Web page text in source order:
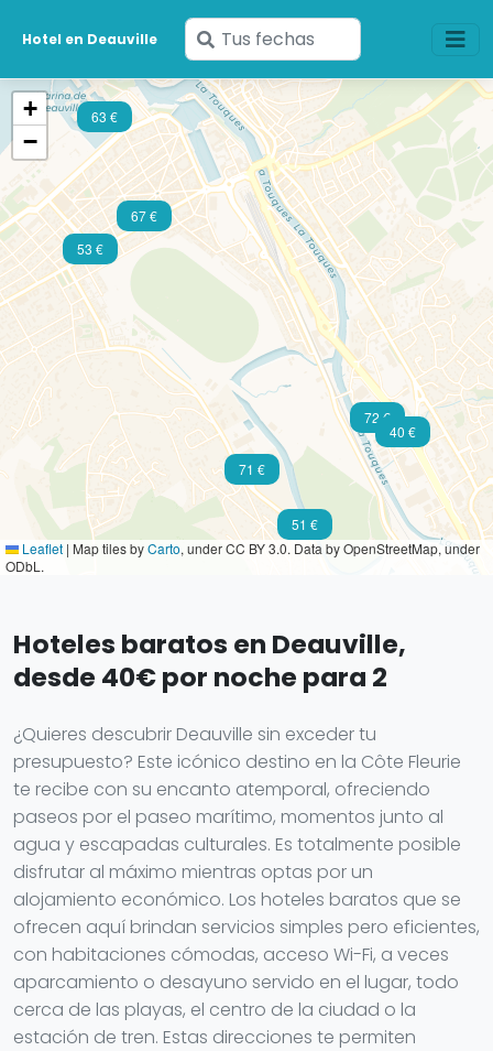
Hotel en Deauville
Ingresa
tus
fechas
40 €
51 €
53 €
63 €
67 €
71 €
72 €
+
−
Leaflet | Map tiles byCarto, under CC BY 3.0. Data by OpenStreetMap, under
ODbL.
Hoteles baratos en Deauville,
desde 40€ por noche para 2
¿Quieres descubrir Deauville sin exceder tu
presupuesto? Este icónico destino en la Côte Fleurie
te recibe con su encanto atemporal, ofreciendo
paseos por el paseo marítimo, momentos junto al
agua y escapadas culturales. Es totalmente posible
disfrutar al máximo mientras optas por un
alojamiento económico. Los hoteles baratos que se
ofrecen aquí brindan servicios simples pero eficientes,
con habitaciones cómodas, acceso Wi-Fi, a veces
aparcamiento o desayuno servido en el lugar, todo
cerca de las playas, el centro de la ciudad o la
estación de tren. Estas direcciones te permiten